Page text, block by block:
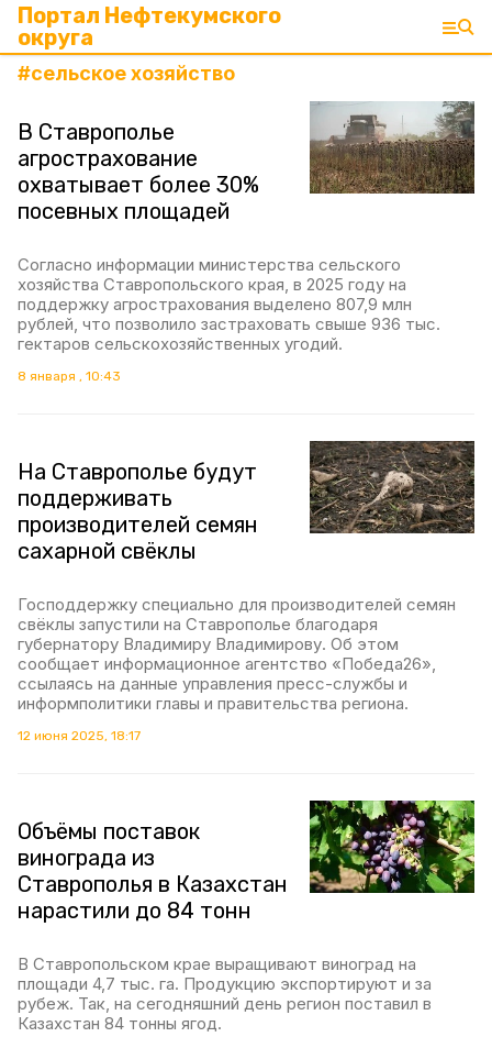
Портал Нефтекумского
округа
#сельское хозяйство
В Ставрополье
агрострахование
охватывает более 30%
посевных площадей
Согласно информации министерства сельского
хозяйства Ставропольского края, в 2025 году на
поддержку агрострахования выделено 807,9 млн
рублей, что позволило застраховать свыше 936 тыс.
гектаров сельскохозяйственных угодий.
8 января , 10:43
На Ставрополье будут
поддерживать
производителей семян
сахарной свёклы
Господдержку специально для производителей семян
свёклы запустили на Ставрополье благодаря
губернатору Владимиру Владимирову. Об этом
сообщает информационное агентство «Победа26»,
ссылаясь на данные управления пресс-службы и
информполитики главы и правительства региона.
12 июня 2025, 18:17
Объёмы поставок
винограда из
Ставрополья в Казахстан
нарастили до 84 тонн
В Ставропольском крае выращивают виноград на
площади 4,7 тыс. га. Продукцию экспортируют и за
рубеж. Так, на сегодняшний день регион поставил в
Казахстан 84 тонны ягод.